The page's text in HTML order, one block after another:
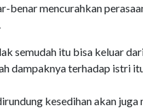
benar mencurahkan
semudah itu bisa keluar
dampaknya terhadap istri
kesedihan akan